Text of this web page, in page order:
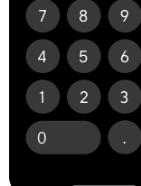
1
4
7
2
5
8
3
6
9
0 .